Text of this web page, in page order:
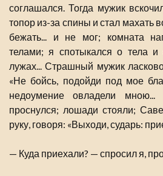
соглашался. Тогда мужик
топор из-за спины и стал махать
бежать... и не мог; комната
телами; я спотыкался о тела и
лужах... Страшный мужик
«Не бойсь, подойди под мое
недоумение овладели
проснулся; лошади стояли;
руку, говоря: «Выходи, сударь:
— Куда приехали? — спросил я,